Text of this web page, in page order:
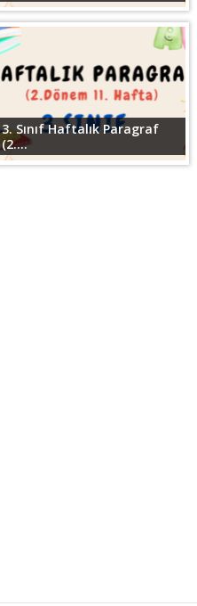
3. Sınıf Haftalık Paragraf
(2....